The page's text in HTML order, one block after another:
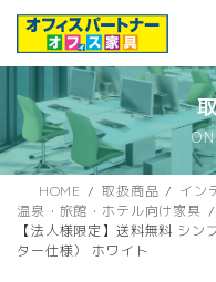
ス
キ
ン
に
HOME 取扱商品
イン
温泉・旅館・ホテル向け家具
【法人様限定】送料無料 シ
ター仕様） ホワイト